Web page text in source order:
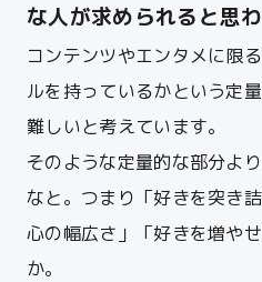
な人が求められると思
コンテンツやエンタメに限
ルを持っているかという定
難しいと考えています。
そのような定量的な部分よ
なと。つまり「好きを突き
心の幅広さ」「好きを増や
か。